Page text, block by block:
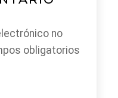
no
obligatorios